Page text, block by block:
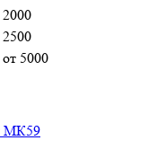
2000
2500
от 5000